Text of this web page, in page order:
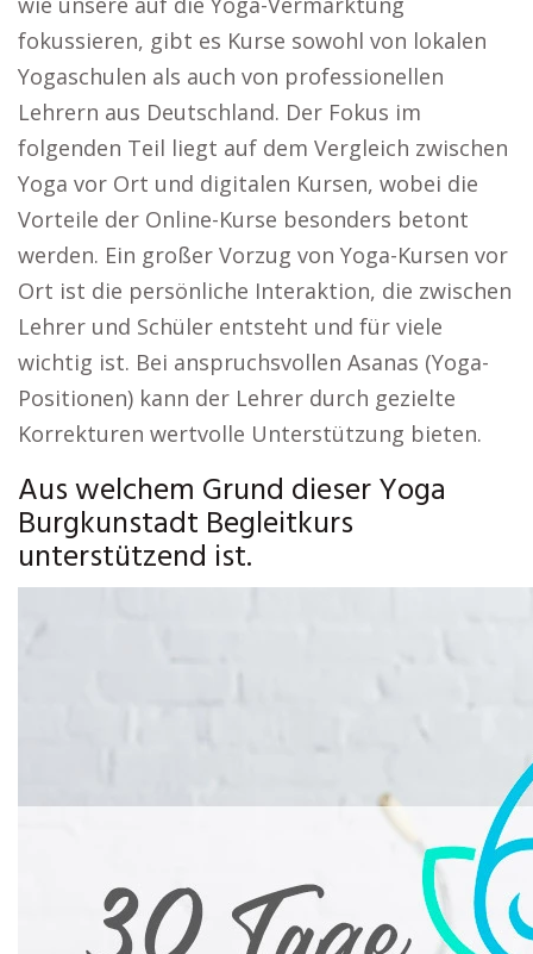
fokussieren, gibt es Kurse sowohl von lokalen
Yogaschulen als auch von professionellen
Lehrern aus Deutschland. Der Fokus im
folgenden Teil liegt auf dem Vergleich zwischen
Yoga vor Ort und digitalen Kursen, wobei die
Vorteile der Online-Kurse besonders betont
werden. Ein großer Vorzug von Yoga-Kursen vor
Ort ist die persönliche Interaktion, die zwischen
Lehrer und Schüler entsteht und für viele
wichtig ist. Bei anspruchsvollen Asanas (Yoga-
Positionen) kann der Lehrer durch gezielte
Korrekturen wertvolle Unterstützung bieten.
Aus welchem Grund dieser Yoga
Burgkunstadt Begleitkurs
unterstützend ist.